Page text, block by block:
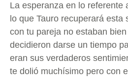
La esperanza en lo referente
lo que Tauro recuperará esta
con tu pareja no estaban
decidieron darse un tiempo
eran sus verdaderos
te dolió muchísimo pero con